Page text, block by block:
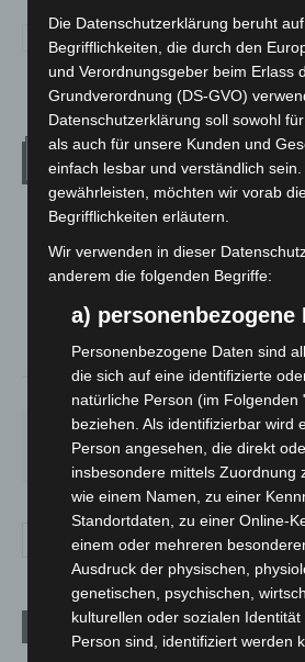
Wetter
LANGENHAGEN
Bedeckt
24.5°
55% 6.2m/s
26° 24° 26°
Aktuelle Beiträge
Die Datenschutzerklärung beruht
Begrifflichkeiten, die durch den
und Verordnungsgeber beim Erlass
Grundverordnung (DS-GVO)
Datenschutzerklärung soll sowohl
als auch für unsere Kunden und
einfach lesbar und verständlich
gewährleisten, möchten wir vorab
Begrifflichkeiten erläutern.
Wir verwenden in dieser
anderem die folgenden Begriffe:
a) personenbezogene
Personenbezogene Daten sind
die sich auf eine identifizierte
natürliche Person (im Folgenden
beziehen. Als identifizierbar wird
Person angesehen, die direkt
insbesondere mittels Zuordnung
wie einem Namen, zu einer
Standortdaten, zu einer Online-
einem oder mehreren
Ausdruck der physischen,
genetischen, psychischen,
kulturellen oder sozialen
Person sind, identifiziert werden